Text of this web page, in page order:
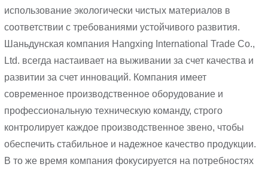
использование экологически чистых материалов в
соответствии с требованиями устойчивого развития.
Шаньдунская компания Hangxing International Trade Co.,
Ltd. всегда настаивает на выживании за счет качества и
развитии за счет инноваций. Компания имеет
современное производственное оборудование и
профессиональную техническую команду, строго
контролирует каждое производственное звено, чтобы
обеспечить стабильное и надежное качество продукции.
В то же время компания фокусируется на потребностях